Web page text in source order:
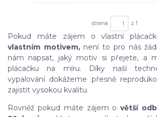
strana z 1
Pokud máte zájem o vlastní
vlastním motivem,není to pro nás
nám napsat, jaký motiv si přejete, a
plácačku na míru. Díky naší
vypalování dokážeme přesně
zajistit vysokou kvalitu.
Rovněž pokud máte zájem ovětší